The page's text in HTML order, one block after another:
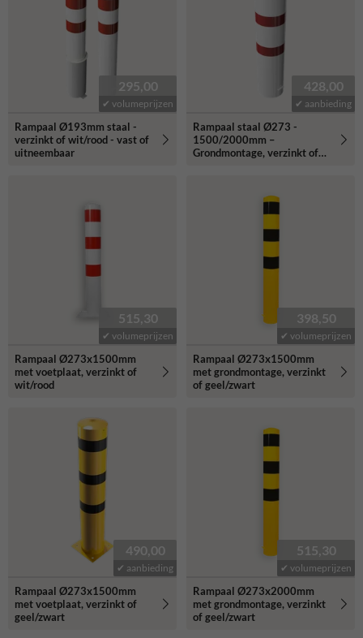
295,00
✔ volumeprijzen
Rampaal Ø193mm staal -
verzinkt of wit/rood - vast of
uitneembaar
428,00
✔ aanbieding
Rampaal staal Ø273 -
1500/2000mm –
Grondmontage, verzinkt of
515,30
✔ volumeprijzen
Rampaal Ø273x1500mm
met voetplaat, verzinkt of
wit/rood
398,50
✔ volumeprijzen
Rampaal Ø273x1500mm
met grondmontage, verzinkt
of geel/zwart
490,00
✔ aanbieding
Rampaal Ø273x1500mm
met voetplaat, verzinkt of
geel/zwart
515,30
✔ volumeprijzen
Rampaal Ø273x2000mm
met grondmontage, verzinkt
of geel/zwart